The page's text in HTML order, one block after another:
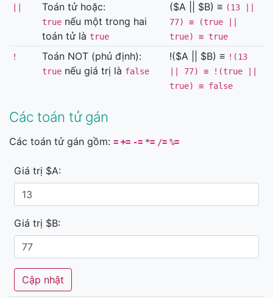
Toán tử hoặc:
truenếu một trong hai
toán tử là true
($A || $B) ≡ (13 ||
77) ≡ (true ||
true) ≡ true
! Toán NOT (phủ định):
truenếu giá trị là false
!($A || $B) ≡ !(13
|| 77) ≡ !(true ||
true) ≡ false
Các toán tử gán
Các toán tử gán gồm: = += -= *= /= %=
Giá trị $A:
Giá trị $B: